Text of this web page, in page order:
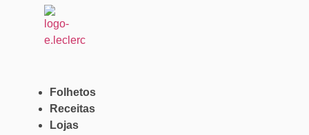
Folhetos
Receitas
Lojas